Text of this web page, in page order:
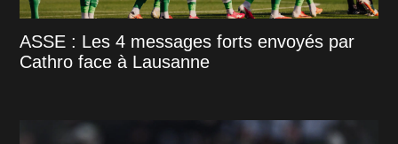
ASSE : Les 4 messages forts envoyés par
Cathro face à Lausanne